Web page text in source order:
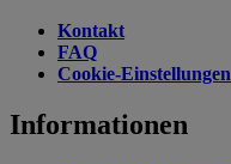
Kontakt
FAQ
Cookie-Einstellungen
Informationen